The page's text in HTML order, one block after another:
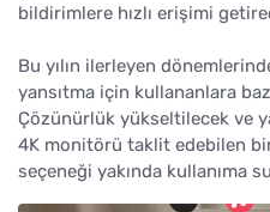
bildirimlere hızlı erişimi
Bu yılın ilerleyen
yansıtma için kullananlara
Çözünürlük yükseltilecek ve
4K monitörü taklit edebilen
seçeneği yakında kullanıma